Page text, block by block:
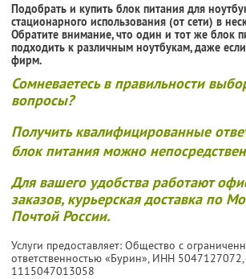
Подобрать и купить блок питания для
стационарного использования (от сети) в
Обратите внимание, что один и тот же блок
подходить к различным ноутбукам, даже
фирм.
Сомневаетесь в правильности
вопросы?
Получить квалифицированные
блок питания можно
Для вашего удобства работают
заказов, курьерская доставка по
Почтой России.
Услуги предоставляет: Общество с
ответственностью «Бурин», ИНН 5047127072
1115047013058